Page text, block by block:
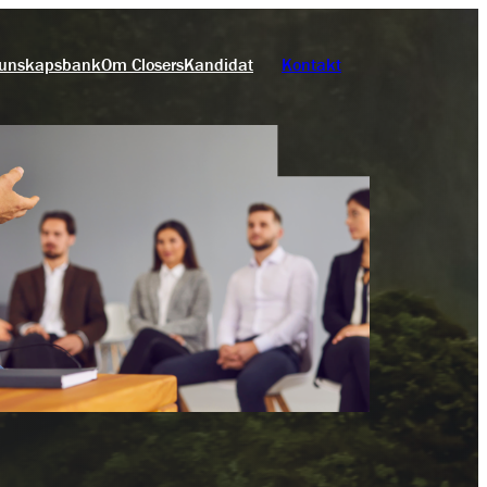
Om ClosersKandidat Kontakt